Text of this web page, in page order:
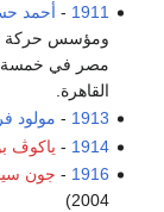
1911
- أحمد
ومؤسس حركة
مصر في خمسة
القاهرة.
1913
- مولود
1914
- ياكوڤ
1916
- جون
2004)